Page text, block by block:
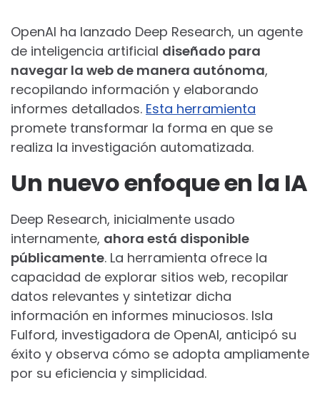
OpenAI ha lanzado Deep Research, un agente
de inteligencia artificial diseñado para
navegar la web de manera autónoma,
recopilando información y elaborando
informes detallados. Esta herramienta
promete transformar la forma en que se
realiza la investigación automatizada.
Un nuevo enfoque en la IA
Deep Research, inicialmente usado
internamente, ahora está disponible
públicamente. La herramienta ofrece la
capacidad de explorar sitios web, recopilar
datos relevantes y sintetizar dicha
información en informes minuciosos. Isla
Fulford, investigadora de OpenAI, anticipó su
éxito y observa cómo se adopta ampliamente
por su eficiencia y simplicidad.